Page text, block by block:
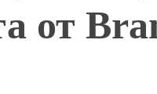
от